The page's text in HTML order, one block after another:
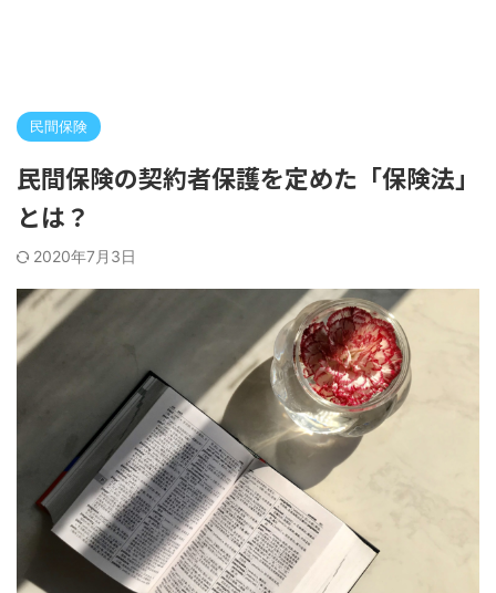
民間保険
民間保険の契約者保護を定めた「保険法」
とは？
2020年7月3日